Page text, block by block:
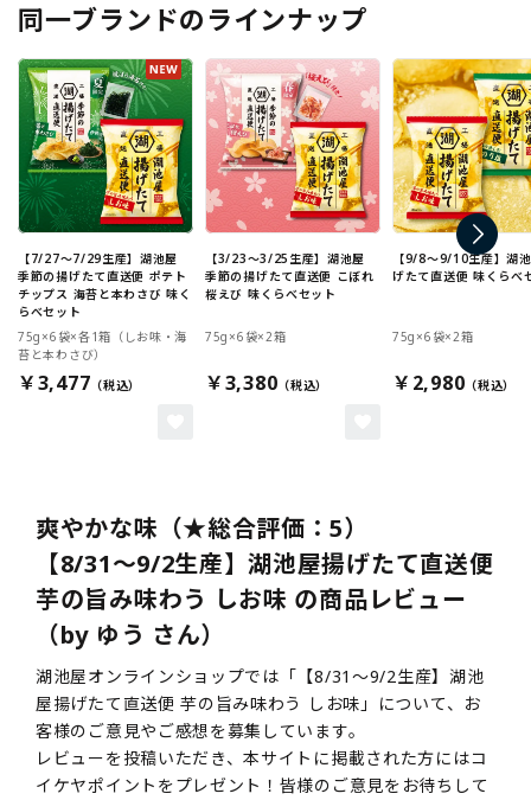
同一ブランドのラインナップ
【7/27～7/29生産】湖池屋
季節の揚げたて直送便 ポテト
チップス 海苔と本わさび 味く
らべセット
75g×6袋×各1箱（しお味・海
苔と本わさび）
￥3,477
【3/23～3/25生産】湖池屋
季節の揚げたて直送便 こぼれ
桜えび 味くらべセット
75g×6袋×2箱
￥3,380
【9/8～9/10生産】湖
げたて直送便 味くらべ
75g×6袋×2箱
￥2,980
爽やかな味（★総合評価：5）
【8/31～9/2生産】湖池屋揚げたて直送便
芋の旨み味わう しお味 の商品レビュー
（by ゆう さん）
湖池屋オンラインショップでは「【8/31～9/2生産】湖池
屋揚げたて直送便 芋の旨み味わう しお味」について、お
客様のご意見やご感想を募集しています。
レビューを投稿いただき、本サイトに掲載された方にはコ
イケヤポイントをプレゼント！皆様のご意見をお待ちして